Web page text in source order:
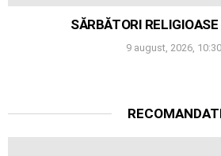
SĂRBĂTORI
9 august, 2026, 10:30